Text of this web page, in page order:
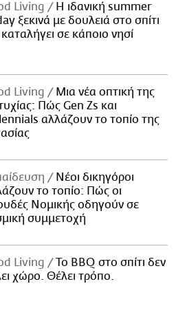
Living
Η ιδανική summer
ξεκινά με δουλειά στο σπίτι
καταλήγει σε κάποιο νησί
Living
Μια νέα οπτική της
Πώς Gen Zs και
αλλάζουν το τοπίο της
Νέοι δικηγόροι
το τοπίο: Πώς οι
Νομικής οδηγούν σε
συμμετοχή
Living
Το BBQ στο σπίτι δεν
χώρο. Θέλει τρόπο.